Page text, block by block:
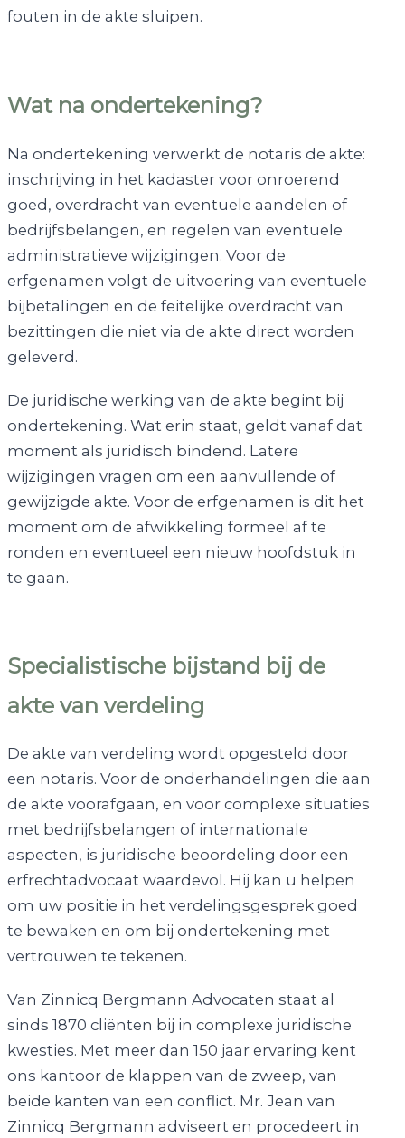
fouten in de akte sluipen.
Wat na ondertekening?
Na ondertekening verwerkt de notaris de akte:
inschrijving in het kadaster voor onroerend
goed, overdracht van eventuele aandelen of
bedrijfsbelangen, en regelen van eventuele
administratieve wijzigingen. Voor de
erfgenamen volgt de uitvoering van eventuele
bijbetalingen en de feitelijke overdracht van
bezittingen die niet via de akte direct worden
geleverd.
De juridische werking van de akte begint bij
ondertekening. Wat erin staat, geldt vanaf dat
moment als juridisch bindend. Latere
wijzigingen vragen om een aanvullende of
gewijzigde akte. Voor de erfgenamen is dit het
moment om de afwikkeling formeel af te
ronden en eventueel een nieuw hoofdstuk in
te gaan.
Specialistische bijstand bij de
akte van verdeling
De akte van verdeling wordt opgesteld door
een notaris. Voor de onderhandelingen die aan
de akte voorafgaan, en voor complexe situaties
met bedrijfsbelangen of internationale
aspecten, is juridische beoordeling door een
erfrechtadvocaat waardevol. Hij kan u helpen
om uw positie in het verdelingsgesprek goed
te bewaken en om bij ondertekening met
vertrouwen te tekenen.
Van Zinnicq Bergmann Advocaten staat al
sinds 1870 cliënten bij in complexe juridische
kwesties. Met meer dan 150 jaar ervaring kent
ons kantoor de klappen van de zweep, van
beide kanten van een conflict. Mr. Jean van
Zinnicq Bergmann adviseert en procedeert in